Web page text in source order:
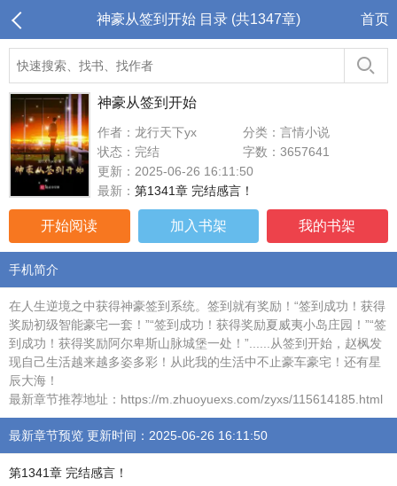
神豪从签到开始 目录 (共1347章) 首页
神豪从签到开始
作者：龙行天下yx
分类：言情小说
状态：完结
字数：3657641
更新：2025-06-26 16:11:50
最新： 第1341章 完结感言！
开始阅读 加入书架 我的书架
手机简介
在人生逆境之中获得神豪签到系统。签到就有奖励！“签到成功！获得
奖励初级智能豪宅一套！”“签到成功！获得奖励夏威夷小岛庄园！”“签
到成功！获得奖励阿尔卑斯山脉城堡一处！”......从签到开始，赵枫发
现自己生活越来越多姿多彩！从此我的生活中不止豪车豪宅！还有星
辰大海！
最新章节推荐地址：https://m.zhuoyuexs.com/zyxs/115614185.html
最新章节预览 更新时间：2025-06-26 16:11:50
第1341章 完结感言！